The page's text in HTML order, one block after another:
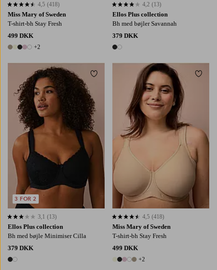
Miss Mary of Sweden
T-shirt-bh Stay Fresh
499 DKK
7 farver
+2
4,5 baseret på 418 bedømmelser
4,5 (418)
Ellos Plus collection
Bh med bøjler Savannah
379 DKK
2 farver
4,2 baseret på 13 bedømmelser
4,2 (13)
Ellos Plus collection
Bh med bøjle Minimiser Cilla
379 DKK
2 farver
3,1 baseret på 13 bedømmelser
3,1 (13)
3 FOR 2
Tilføj til favoritter
Miss Mary of Sweden
T-shirt-bh Stay Fresh
499 DKK
7 farver
+2
4,5 baseret på 418 bedømmelser
4,5 (418)